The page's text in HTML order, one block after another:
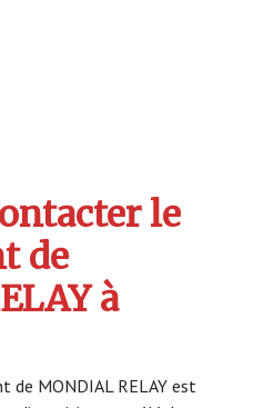
le
de
à
de MONDIAL RELAY est